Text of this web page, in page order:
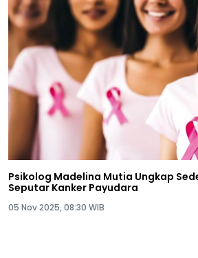
Psikolog Madelina Mutia Ungkap
Seputar Kanker Payudara
05 Nov 2025, 08:30 WIB